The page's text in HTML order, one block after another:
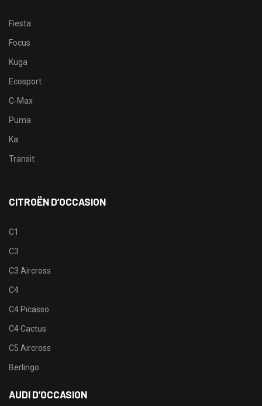
Fiesta
Focus
Kuga
Ecosport
C-Max
Puma
Ka
Transit
CITROËN D’OCCASION
C1
C3
C3 Aircross
C4
C4 Picasso
C4 Cactus
C5 Aircross
Berlingo
AUDI D’OCCASION